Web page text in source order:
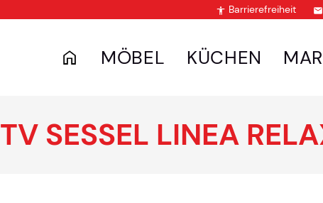
 Barrierefreiheit 
MÖBEL KÜCHEN
TV SESSEL LINEA